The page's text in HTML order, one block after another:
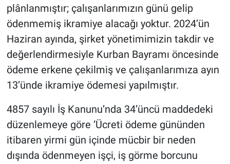
plânlanmıştır; çalışanlarımızın günü gelip
ödenmemiş ikramiye alacağı yoktur. 2024’ün
Haziran ayında, şirket yönetimimizin takdir ve
değerlendirmesiyle Kurban Bayramı öncesinde
ödeme erkene çekilmiş ve çalışanlarımıza ayın
13’ünde ikramiye ödemesi yapılmıştır.
4857 sayılı İş Kanunu’nda 34’üncü maddedeki
düzenlemeye göre ‘Ücreti ödeme gününden
itibaren yirmi gün içinde mücbir bir neden
dışında ödenmeyen işçi, iş görme borcunu